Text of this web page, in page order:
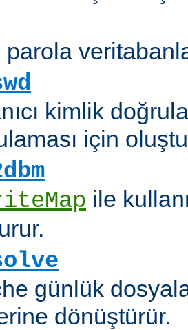
kimlik
için
ile
günlük
dönüştürür.